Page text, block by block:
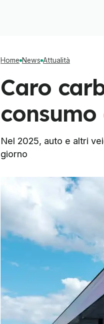
Home News Attualità
Caro
Nel 2025, auto e altri
giorno